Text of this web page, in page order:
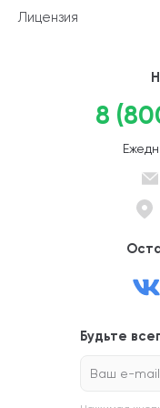
Лицензия
8
Будьте
Ваш e-mail